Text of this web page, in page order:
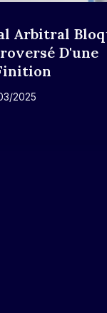
Arbitral
D'une
2025